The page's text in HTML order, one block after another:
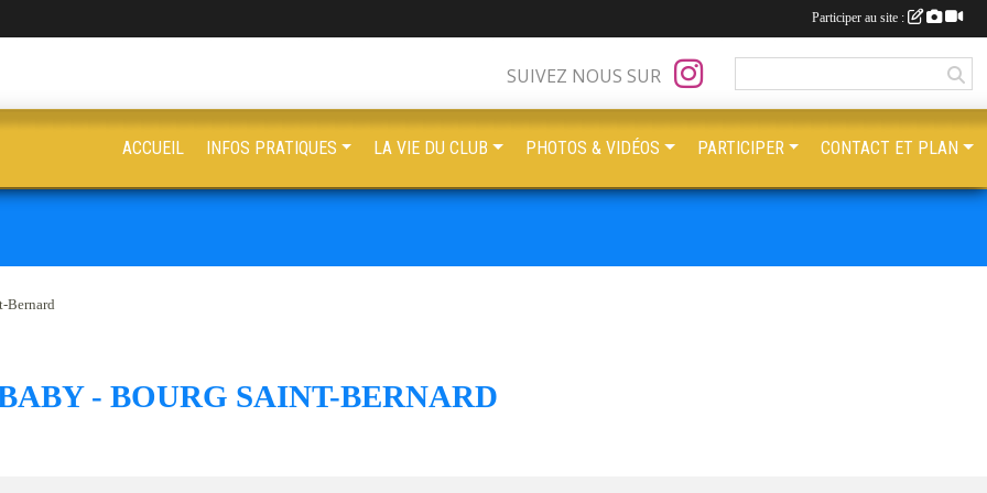
Bernard
- BOURG SAINT-BERNARD
SUIVEZ NOUS SUR
ACCUEIL INFOS PRATIQUES LA VIE DU CLUB PHOTOS & VIDÉOS PARTICIPER CONTACT ET PLAN
Participer au site :